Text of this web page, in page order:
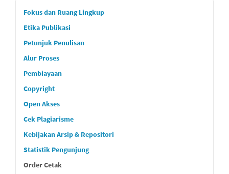
custommenu
Fokus dan Ruang Lingkup
Etika Publikasi
Petunjuk Penulisan
Alur Proses
Pembiayaan
Copyright
Open Akses
Cek Plagiarisme
Kebijakan Arsip & Repositori
Statistik Pengunjung
Order Cetak